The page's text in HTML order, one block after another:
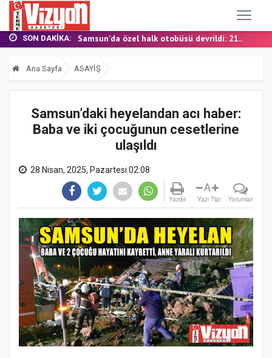
SON DAKIKA:
TERME MHP’DE KONGRE HEYECANI
YALI MAHALLESİ’NDE DOĞALGAZ İÇİN İLK KAZ...
Samsun’da özel halk otobüsü devrildi: 21...
FINDIK BAHÇESİNDE YANMIŞ HALDE ÖLÜ BULUN...
TERME MHP’DE KONGRE HEYECANI
Ana Sayfa ASAYİŞ
Samsun’daki heyelandan acı haber:
Baba ve iki çocuğunun cesetlerine
ulaşıldı
28 Nisan, 2025, Pazartesi 02:08
Yazdır
A
Yazı Tipi Yorumlar